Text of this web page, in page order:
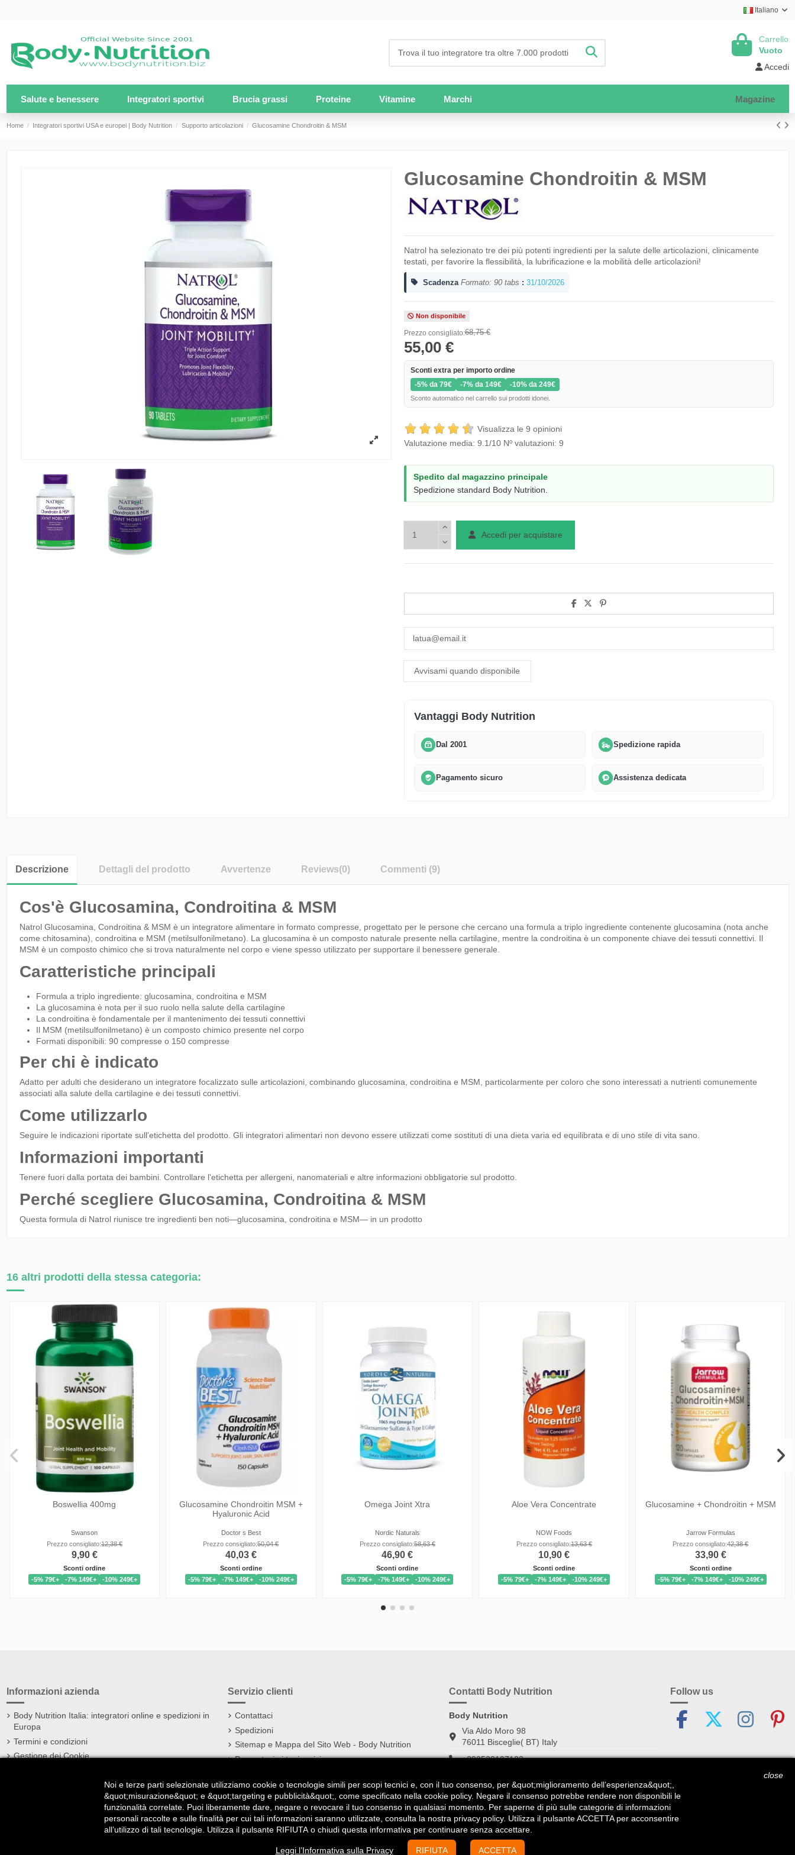
Italiano
Carrello
Vuoto
Accedi
Salute e benessere Integratori sportivi Brucia grassi Proteine Vitamine Marchi Magazine
Home Integratori sportivi USA e europei | Body Nutrition Supporto articolazioni Glucosamine Chondroitin & MSM
Glucosamine Chondroitin & MSM
Natrol ha selezionato tre dei più potenti ingredienti per la salute delle articolazioni, clinicamente
testati, per favorire la flessibilità, la lubrificazione e la mobilità delle articolazioni!
Scadenza Formato: 90 tabs : 31/10/2026
Non disponibile
Prezzo consigliato:68,75 €
55,00 €
Sconti extra per importo ordine
-5% da 79€
-7% da 149€ -10% da 249€
Sconto automatico nel carrello sui prodotti idonei.
Visualizza le 9 opinioni
Valutazione media: 9.1/10 Nº valutazioni: 9
Spedito dal magazzino principale
Spedizione standard Body Nutrition.
Accedi per acquistare
Vantaggi Body Nutrition
Dal 2001 Spedizione rapida
Pagamento sicuro Assistenza dedicata
Descrizione Dettagli del prodotto Avvertenze Reviews(0) Commenti (9)
Cos'è Glucosamina, Condroitina & MSM
Natrol Glucosamina, Condroitina & MSM è un integratore alimentare in formato compresse, progettato per le persone che cercano una formula a triplo ingrediente contenente glucosamina (nota anche
come chitosamina), condroitina e MSM (metilsulfonilmetano). La glucosamina è un composto naturale presente nella cartilagine, mentre la condroitina è un componente chiave dei tessuti connettivi. Il
MSM è un composto chimico che si trova naturalmente nel corpo e viene spesso utilizzato per supportare il benessere generale.
Caratteristiche principali
Formula a triplo ingrediente: glucosamina, condroitina e MSM
La glucosamina è nota per il suo ruolo nella salute della cartilagine
La condroitina è fondamentale per il mantenimento dei tessuti connettivi
Il MSM (metilsulfonilmetano) è un composto chimico presente nel corpo
Formati disponibili: 90 compresse o 150 compresse
Per chi è indicato
Adatto per adulti che desiderano un integratore focalizzato sulle articolazioni, combinando glucosamina, condroitina e MSM, particolarmente per coloro che sono interessati a nutrienti comunemente
associati alla salute della cartilagine e dei tessuti connettivi.
Come utilizzarlo
Seguire le indicazioni riportate sull'etichetta del prodotto. Gli integratori alimentari non devono essere utilizzati come sostituti di una dieta varia ed equilibrata e di uno stile di vita sano.
Informazioni importanti
Tenere fuori dalla portata dei bambini. Controllare l'etichetta per allergeni, nanomateriali e altre informazioni obbligatorie sul prodotto.
Perché scegliere Glucosamina, Condroitina & MSM
Questa formula di Natrol riunisce tre ingredienti ben noti—glucosamina, condroitina e MSM— in un prodotto
16 altri prodotti della stessa categoria:
Animal Flex articolazioni Universal
Universal Nutrition
Prezzo consigliato:71,66 €
57,33 €
Sconti ordine
-5% 79€+
-7% 149€+ -10% 249€+
Cal-Mag DK
NOW Foods
Prezzo consigliato:26,13 €
20,90 €
Sconti ordine
-5% 79€+
-7% 149€+ -10% 249€+
Joint & Muscle Cream
NOW Foods
Prezzo consigliato:16,13 €
12,90 €
Sconti ordine
-5% 79€+
-7% 149€+ -10% 249€+
Vegan Glucosamine with
Doctor s Best
Prezzo consigliato:29,88 €
23,90 €
Sconti ordine
-5% 79€+
-7% 149€+ -10% 249€+
Anabolic FLEX
Kevin Levrone
Prezzo consigliato:37,38 €
29,90 €
Sconti ordine
-5% 79€+
-7% 149€+ -10% 249€+
Informazioni azienda
Body Nutrition Italia: integratori online e spedizioni in
Europa
Termini e condizioni
Gestione dei Cookie
Servizio clienti
Contattaci
Spedizioni
Sitemap e Mappa del Sito Web - Body Nutrition
Presentaci ai tuoi amici
Contatti Body Nutrition
Body Nutrition
Via Aldo Moro 98
76011 Bisceglie( BT) Italy
+393520197123
Follow us
Body Nutrition – sito ufficiale bodynutrition.biz dal 2001 | P.I. IT05803580728
close
Noi e terze parti selezionate utilizziamo cookie o tecnologie simili per scopi tecnici e, con il tuo consenso, per &quot;miglioramento dell’esperienza&quot;,
&quot;misurazione&quot; e &quot;targeting e pubblicità&quot;, come specificato nella cookie policy. Negare il consenso potrebbe rendere non disponibili le
funzionalità correlate. Puoi liberamente dare, negare o revocare il tuo consenso in qualsiasi momento. Per saperne di più sulle categorie di informazioni
personali raccolte e sulle finalità per cui tali informazioni saranno utilizzate, consulta la nostra privacy policy. Utilizza il pulsante ACCETTA per acconsentire
all’utilizzo di tali tecnologie. Utilizza il pulsante RIFIUTA o chiudi questa informativa per continuare senza accettare.
Leggi l’Informativa sulla Privacy RIFIUTA ACCETTA